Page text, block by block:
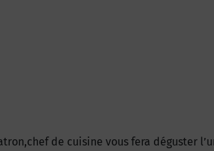
de cuisine vous fera déguster